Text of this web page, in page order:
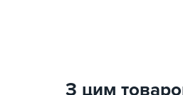
З цим